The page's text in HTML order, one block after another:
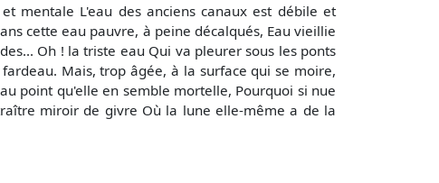
mentale L'eau des anciens canaux est débile et
cette eau pauvre, à peine décalqués, Eau vieillie
Oh ! la triste eau Qui va pleurer sous les ponts
Mais, trop âgée, à la surface qui se moire,
point qu'elle en semble mortelle, Pourquoi si nue
miroir de givre Où la lune elle-même a de la